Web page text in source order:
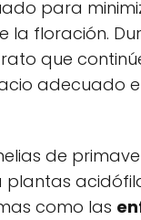
para
la floración.
que
adecuado
de
como las